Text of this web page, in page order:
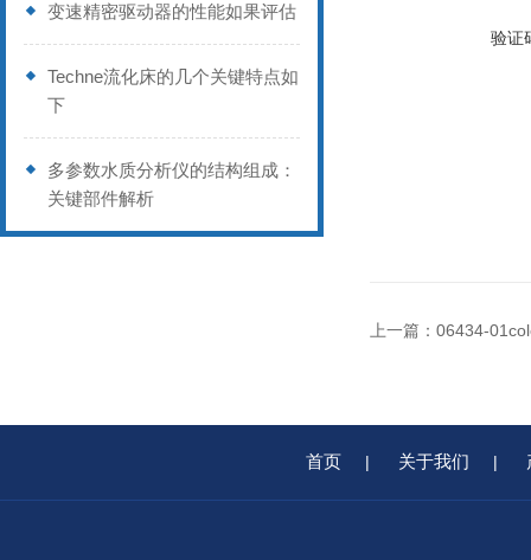
变速精密驱动器的性能如果评估
Techne流化床的几个关键特点如
下
多参数水质分析仪的结构组成：
关键部件解析
验证
上一篇： 06434-
首页 | 关于我们 |